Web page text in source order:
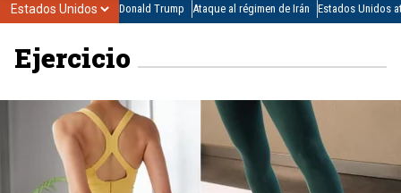
Donald Trump Ataque al régimen de Irán Estados Unidos
Ejercicio